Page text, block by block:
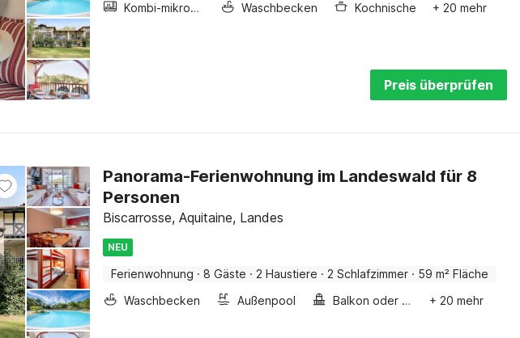
Kombi-mikrowelle
Waschbecken Kochnische + 20 mehr
Preis überprüfen
Panorama-Ferienwohnung im Landeswald für 8
Personen
Biscarrosse, Aquitaine, Landes
NEU
Ferienwohnung · 8 Gäste · 2 Haustiere · 2 Schlafzimmer · 59 m² Fläche
Waschbecken
Außenpool Balkon oder terrasse + 20 mehr